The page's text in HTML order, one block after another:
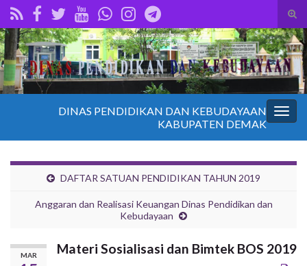
Search for:
DINAS PENDIDIKAN DAN KEBUDAYAAN
KABUPATEN DEMAK
DAFTAR SATUAN PENDIDIKAN TAHUN 2019
Anggaran dan Realisasi Keuangan Dinas Pendidikan dan
Kebudayaan
MAR Materi Sosialisasi dan Bimtek BOS 2019